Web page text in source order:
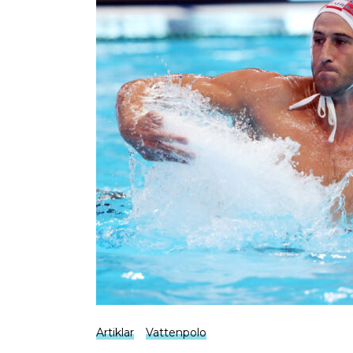
Artiklar Vattenpolo